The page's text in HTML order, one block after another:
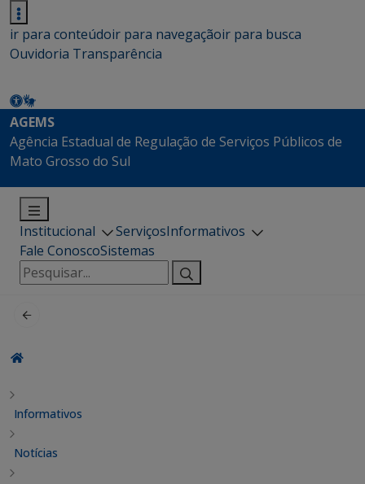
ir para conteúdoir para navegaçãoir para busca
Ouvidoria Transparência
AGEMS
Agência Estadual de Regulação de Serviços Públicos de
Mato Grosso do Sul
Institucional ServiçosInformativos
Fale ConoscoSistemas
Pesquisar
por:
Informativos
Notícias